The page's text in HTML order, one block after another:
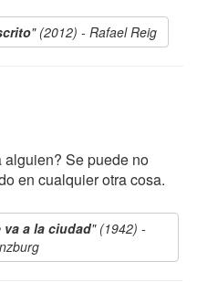
" (2012) - Rafael Reig
alguien? Se puede no
en cualquier otra cosa.
a la ciudad" (1942) -